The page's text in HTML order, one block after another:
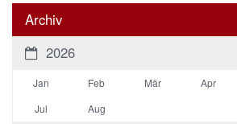
Archiv
2026
Jan Feb Mär Apr
Jul
Aug